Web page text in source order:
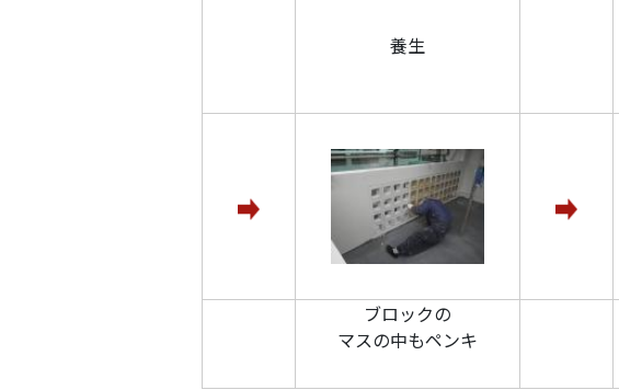
養生
ブロックの
マスの中もペンキ